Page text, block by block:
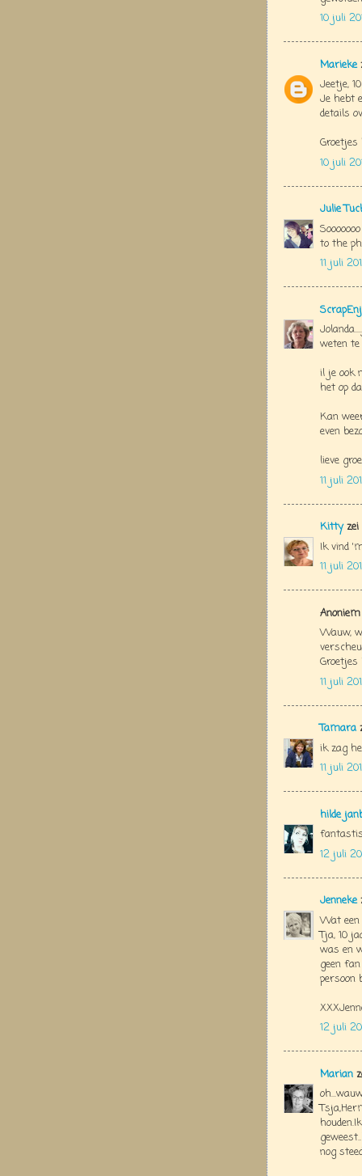
10 juli
Marieke
Jeetje,
Je hebt
details
10 juli
Julie
to the
11 juli
weten te
il je ook
het op
Kan
even
lieve
11 juli
Kittyzei
Ik vind
11 juli
Wauw,
Groetjes
11 juli
Tamara
ik zag
11 juli
hilde
12 juli
Jenneke
Wat een
Tja, 10
was en
geen
persoon
12 juli
Marian
nog